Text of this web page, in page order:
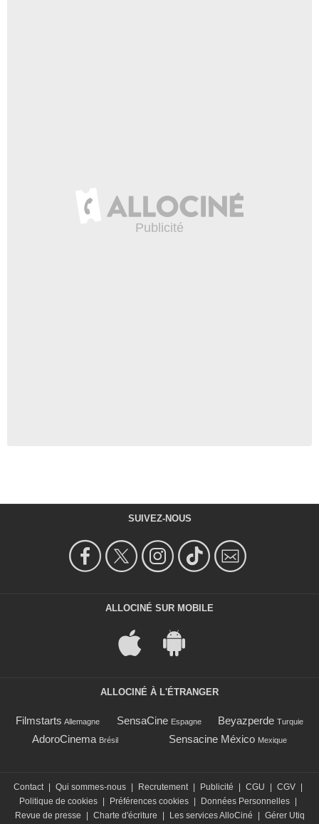
SUIVEZ-NOUS
ALLOCINÉ SUR MOBILE
ALLOCINÉ À L'ÉTRANGER
Filmstarts Allemagne SensaCine Espagne Beyazperde Turquie
AdoroCinema Brésil Sensacine México Mexique
Contact | Qui sommes-nous | Recrutement | Publicité | CGU | CGV |
Politique de cookies | Préférences cookies | Données Personnelles |
Revue de presse
| Charte d'écriture | Les services AlloCiné | Gérer Utiq